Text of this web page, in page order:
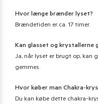
Hvor længe brænder lyset?
Brændetiden er ca. 17 timer.
Kan glasset og krystallerne
Ja, når lyset er brugt op, kan
gemmes.
Hvor køber man Chakra-
Du kan købe dette chakra-